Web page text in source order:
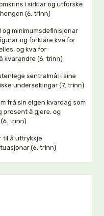
i sirklar og utforske
(6. trinn)
minimumsdefinisjonar
og forklare kva for
og kva for
kvarandre (6. trinn)
sentralmål i sine
undersøkingar (7. trinn)
frå sin eigen kvardag som
prosent å gjere, og
trinn)
til å uttrykkje
(6. trinn)